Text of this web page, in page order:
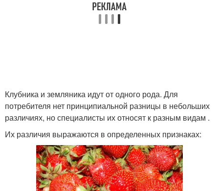
Клубника и земляника идут от одного рода. Для
потребителя нет принципиальной разницы в небольших
различиях, но специалисты их относят к разным видам .
Их различия выражаются в определенных признаках: